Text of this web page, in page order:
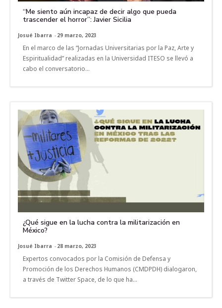
“Me siento aún incapaz de decir algo que pueda
trascender el horror”: Javier Sicilia
Josué Ibarra - 29 marzo, 2023
En el marco de las “Jornadas Universitarias por la Paz, Arte y
Espiritualidad” realizadas en la Universidad ITESO se llevó a
cabo el conversatorio...
¿Qué sigue en la lucha contra la militarización en
México?
Josué Ibarra - 28 marzo, 2023
Expertos convocados por la Comisión de Defensa y
Promoción de los Derechos Humanos (CMDPDH) dialogaron,
a través de Twitter Space, de lo que ha...